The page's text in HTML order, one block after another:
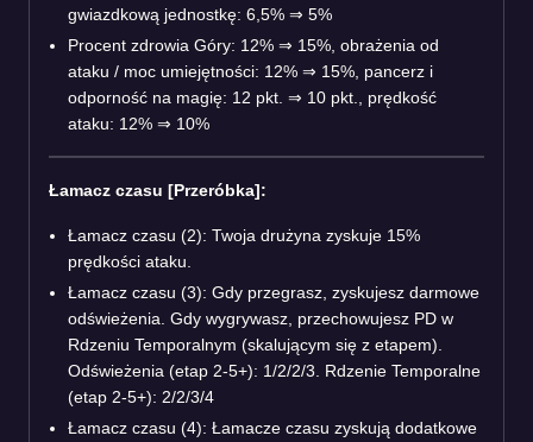
gwiazdkową jednostkę: 6,5% ⇒ 5%
Procent zdrowia Góry: 12% ⇒ 15%, obrażenia od
ataku / moc umiejętności: 12% ⇒ 15%, pancerz i
odporność na magię: 12 pkt. ⇒ 10 pkt., prędkość
ataku: 12% ⇒ 10%
Łamacz czasu [Przeróbka]:
Łamacz czasu (2): Twoja drużyna zyskuje 15%
prędkości ataku.
Łamacz czasu (3): Gdy przegrasz, zyskujesz darmowe
odświeżenia. Gdy wygrywasz, przechowujesz PD w
Rdzeniu Temporalnym (skalującym się z etapem).
Odświeżenia (etap 2-5+): 1/2/2/3. Rdzenie Temporalne
(etap 2-5+): 2/2/3/4
Łamacz czasu (4): Łamacze czasu zyskują dodatkowe